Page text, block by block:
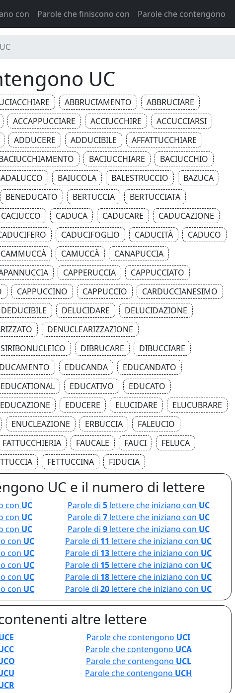
con Parole che finiscono con Parole che contengono
UC
ABBRUCIAMENTO
ABBRUCIARE
ACCAPPUCCIARE ACCIUCCHIRE
ACCUCCIARSI
ADDUCERE ADDUCIBILE
AFFATTUCCHIARE
BACIUCCHIARE
BACIUCCHIO
BAIUCOLA BALESTRUCCIO
BAZUCA
BENEDUCATO BERTUCCIA
BERTUCCIATA
CACIUCCO CADUCA CADUCARE
CADUCAZIONE
CADUCIFOGLIO CADUCITÀ
CADUCO
CAMMUCCÀ CAMUCCÀ
CANAPUCCIA
CAPPERUCCIA
CAPPUCCIATO
CAPPUCCINO CAPPUCCIO
CARDUCCIANESIMO
DEDUCIBILE DELUCIDARE
DELUCIDAZIONE
DENUCLEARIZZAZIONE
DIBRUCARE
DIBUCCIARE
EDUCANDA
EDUCANDATO
EDUCATIONAL EDUCATIVO
EDUCATO
EDUCAZIONE EDUCERE ELUCIDARE
ELUCUBRARE
ENUCLEAZIONE ERBUCCIA
FALEUCIO
FATTUCCHIERIA FAUCALE FAUCI
FELUCA
FETTUCCINA FIDUCIA
UC e il numero di lettere
con UC Parole di 5lettere che iniziano con UC
con UC Parole di 7lettere che iniziano con UC
con UC Parole di 9lettere che iniziano con UC
con UC Parole di 11 lettere che iniziano con UC
con UC Parole di 13 lettere che iniziano con UC
con UC Parole di 15 lettere che iniziano con UC
con UC Parole di 18 lettere che iniziano con UC
con UC Parole di 20 lettere che iniziano con UC
altre lettere
Parole che contengono UCI
Parole che contengono UCA
Parole che contengono UCL
Parole che contengono UCH